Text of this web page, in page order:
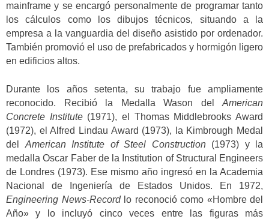
mainframe y se encargó personalmente de programar tanto
los cálculos como los dibujos técnicos, situando a la
empresa a la vanguardia del diseño asistido por ordenador.
También promovió el uso de prefabricados y hormigón ligero
en edificios altos.
Durante los años setenta, su trabajo fue ampliamente
reconocido. Recibió la Medalla Wason del American
Concrete Institute(1971), el Thomas Middlebrooks Award
(1972), el Alfred Lindau Award (1973), la Kimbrough Medal
del American Institute of Steel Construction(1973) y la
medalla Oscar Faber de la Institution of Structural Engineers
de Londres (1973). Ese mismo año ingresó en la Academia
Nacional de Ingeniería de Estados Unidos. En 1972,
Engineering News-Recordlo reconoció como «Hombre del
Año» y lo incluyó cinco veces entre las figuras más